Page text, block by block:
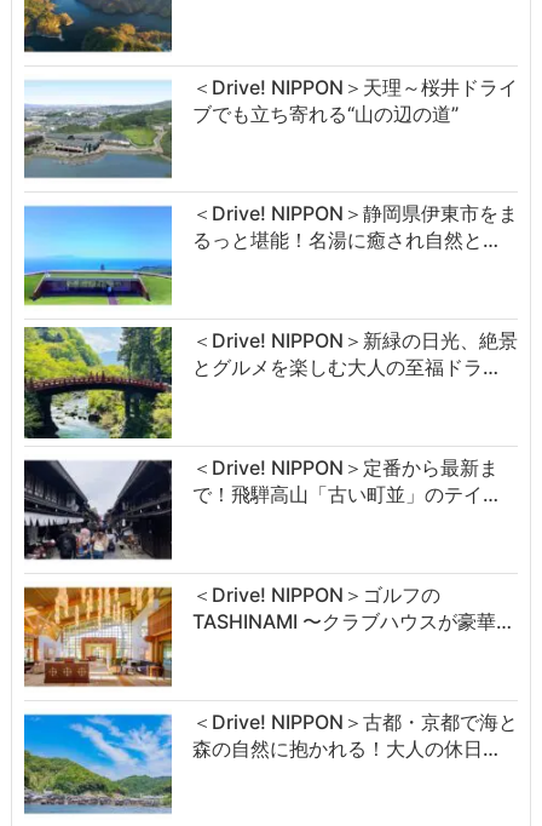
＜Drive! NIPPON＞天理～桜井ドライ
ブでも立ち寄れる“山の辺の道”
＜Drive! NIPPON＞静岡県伊東市をま
るっと堪能！名湯に癒され自然と…
＜Drive! NIPPON＞新緑の日光、絶景
とグルメを楽しむ大人の至福ドラ…
＜Drive! NIPPON＞定番から最新ま
で！飛騨高山「古い町並」のテイ…
＜Drive! NIPPON＞ゴルフの
TASHINAMI 〜クラブハウスが豪華…
＜Drive! NIPPON＞古都・京都で海と
森の自然に抱かれる！大人の休日…